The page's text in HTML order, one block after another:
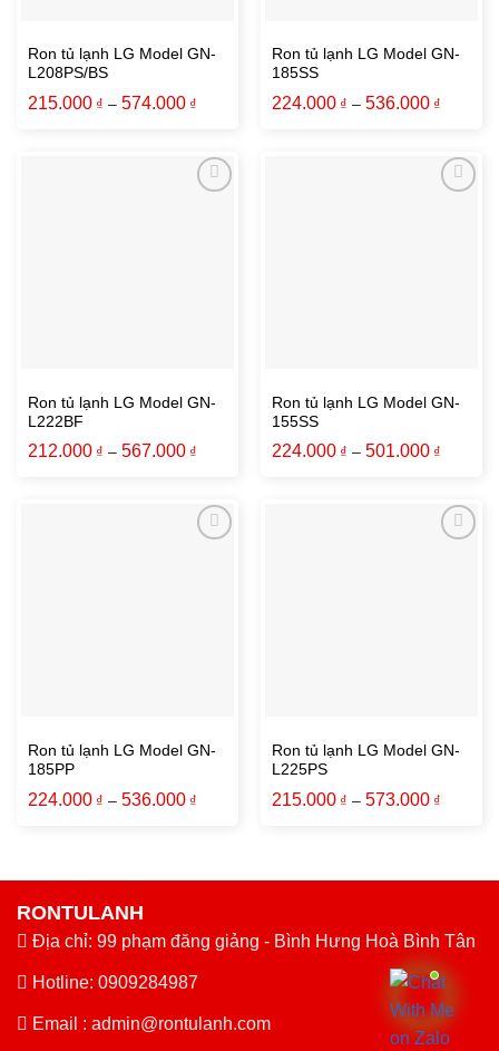
Ron tủ lạnh LG Model GN-
L208PS/BS
215.000 ₫ – 574.000 ₫
Ron tủ lạnh LG Model GN-
185SS
224.000 ₫ – 536.000 ₫
Ron tủ lạnh LG Model GN-
L222BF
212.000 ₫ – 567.000 ₫
Ron tủ lạnh LG Model GN-
155SS
224.000 ₫ – 501.000 ₫
Ron tủ lạnh LG Model GN-
185PP
224.000 ₫ – 536.000 ₫
Ron tủ lạnh LG Model GN-
L225PS
215.000 ₫ – 573.000 ₫
RONTULANH
Địa chỉ: 99 phạm đăng giảng - Bình Hưng Hoà Bình Tân
Hotline: 0909284987
Email : admin@rontulanh.com